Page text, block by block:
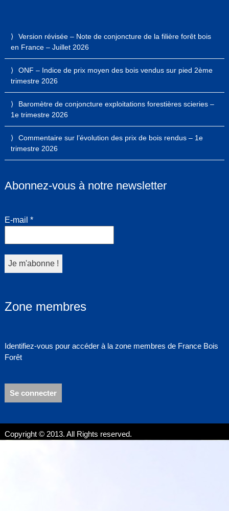
Version révisée – Note de conjoncture de la filière forêt bois
en France – Juillet 2026
ONF – Indice de prix moyen des bois vendus sur pied 2ème
trimestre 2026
Baromètre de conjoncture exploitations forestières scieries –
1e trimestre 2026
Commentaire sur l’évolution des prix de bois rendus – 1e
trimestre 2026
Abonnez-vous à notre newsletter
E-mail *
Zone membres
Identifiez-vous pour accéder à la zone membres de France Bois
Forêt
Se connecter
Copyright © 2013. All Rights reserved.